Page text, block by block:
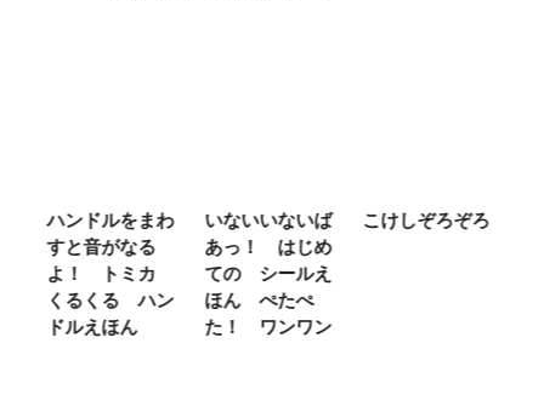
いないいないば
あっ！ はじめ
ての シールえ
ほん ぺたぺ
た！ ワンワン
こけしぞろぞろ
ＭＲ．ＭＥＮ